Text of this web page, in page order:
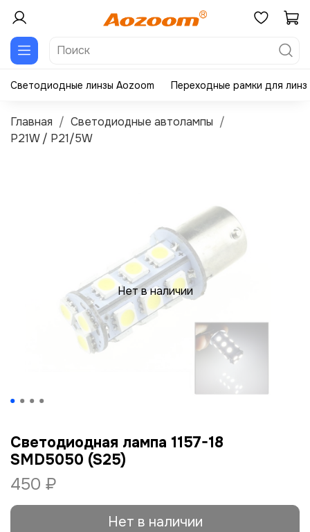
Светодиодные линзы Aozoom Переходные рамки для линз
Главная
Светодиодные автолампы
P21W / P21/5W
Нет в наличии
Светодиодная лампа 1157-18
SMD5050 (S25)
450 ₽
Нет в наличии